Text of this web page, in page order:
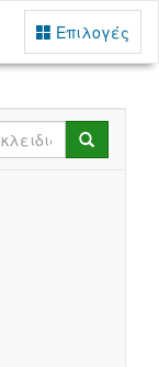
Επιλογές
Search